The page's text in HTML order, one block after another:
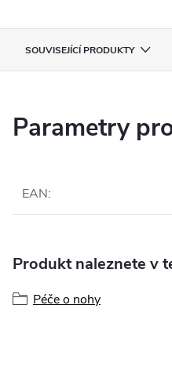
SOUVISEJÍCÍ PRODUKTY
Parametry
EAN:
Produkt naleznete v
Péče o nohy